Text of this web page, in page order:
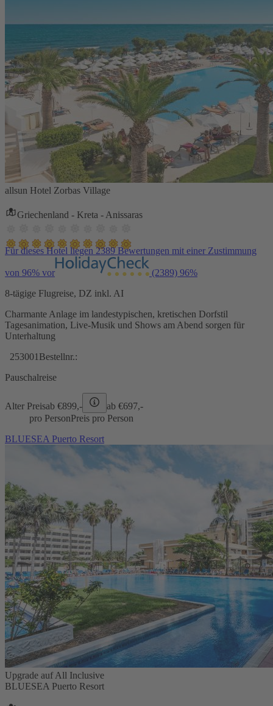
allsun Hotel Zorbas Village
Griechenland - Kreta - Anissaras
Für dieses Hotel liegen 2389 Bewertungen mit einer Zustimmung
von 96% vor (2389) 96%
8-tägige Flugreise, DZ inkl. AI
Charmante Anlage im landestypischen, kretischen Dorfstil
Tagesanimation, Live-Musik und Shows am Abend sorgen für
Unterhaltung
253001 Bestellnr.:
Pauschalreise
Alter Preisab €899,- ab €697,-
pro PersonPreis pro Person
BLUESEA Puerto Resort
Upgrade auf All Inclusive
BLUESEA Puerto Resort